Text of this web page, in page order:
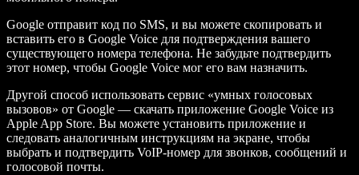
Google отправит код по SMS, и вы можете скопировать и
вставить его в Google Voice для подтверждения вашего
существующего номера телефона. Не забудьте подтвердить
этот номер, чтобы Google Voice мог его вам назначить.
Другой способ использовать сервис «умных голосовых
вызовов» от Google — скачать приложение Google Voice из
Apple App Store. Вы можете установить приложение и
следовать аналогичным инструкциям на экране, чтобы
выбрать и подтвердить VoIP-номер для звонков, сообщений и
голосовой почты.